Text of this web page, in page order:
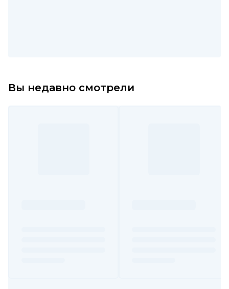
Вы недавно смотрели